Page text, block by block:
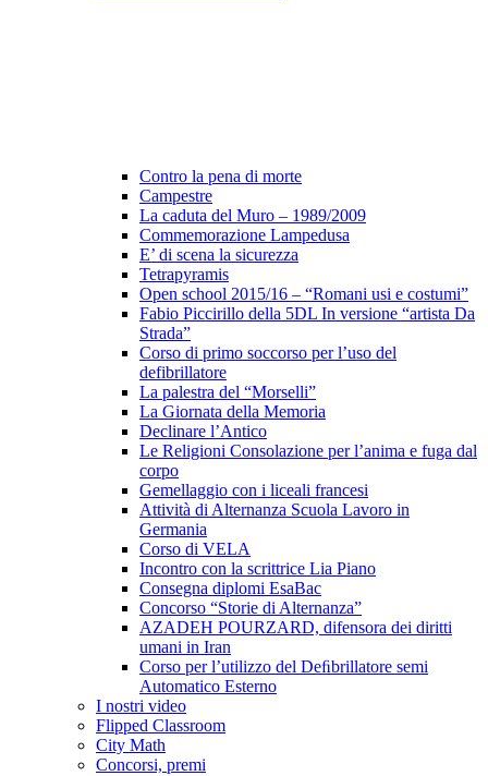
Contro la pena di morte
Campestre
La caduta del Muro – 1989/2009
Commemorazione Lampedusa
E’ di scena la sicurezza
Tetrapyramis
Open school 2015/16 – “Romani usi e costumi”
Fabio Piccirillo della 5DL In versione “artista Da
Strada”
Corso di primo soccorso per l’uso del
defibrillatore
La palestra del “Morselli”
La Giornata della Memoria
Declinare l’Antico
Le Religioni Consolazione per l’anima e fuga dal
corpo
Gemellaggio con i liceali francesi
Attività di Alternanza Scuola Lavoro in
Germania
Corso di VELA
Incontro con la scrittrice Lia Piano
Consegna diplomi EsaBac
Concorso “Storie di Alternanza”
AZADEH POURZARD, difensora dei diritti
umani in Iran
Corso per l’utilizzo del Deﬁbrillatore semi
Automatico Esterno
I nostri video
Flipped Classroom
City Math
Concorsi, premi